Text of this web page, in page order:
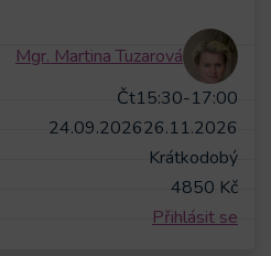
Mgr. Martina Tuzarová
Čt15:30-17:00
24.09.202626.11.2026
Krátkodobý
4850 Kč
Přihlásit se